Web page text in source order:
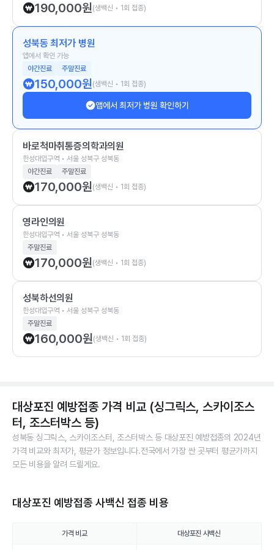
190,000원(생백신 • 1회 접종)
성북동 최저가 병원
앱에서 확인 가능
야간진료
주말진료
150,000원(생백신 • 1회 접종)
앱에서 최저가 병원 확인하기
바로척마취통증의학과의원
한성대입구역 • 서울 성북구 성북동
야간진료
주말진료
170,000원(생백신 • 1회 접종)
영라인의원
한성대입구역 • 서울 성북구 성북동
주말진료
170,000원(생백신 • 1회 접종)
성북하선의원
한성대입구역 • 서울 성북구 성북동
주말진료
160,000원(생백신 • 1회 접종)
대상포진 예방접종 가격 비교 (싱그릭스, 스카이조스
터, 조스터박스 등)
성북동 싱그릭스, 스카이조스터, 조스터박스 등 대상포진 예방접종의 2024년
가격 비교와 최저가, 평균가 정보입니다.전국에서 가장 싼 곳부터 평균가까지
모든 비용을 알려 드릴게요.
대상포진 예방접종 사백신 접종 비용
가격 비교 대상포진 사백신